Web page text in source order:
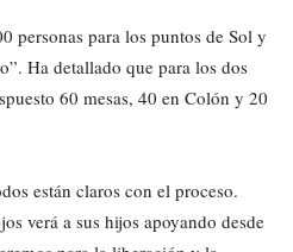
personas para los puntos de Sol y
Ha detallado que para los dos
60 mesas, 40 en Colón y 20
están claros con el proceso.
verá a sus hijos apoyando desde